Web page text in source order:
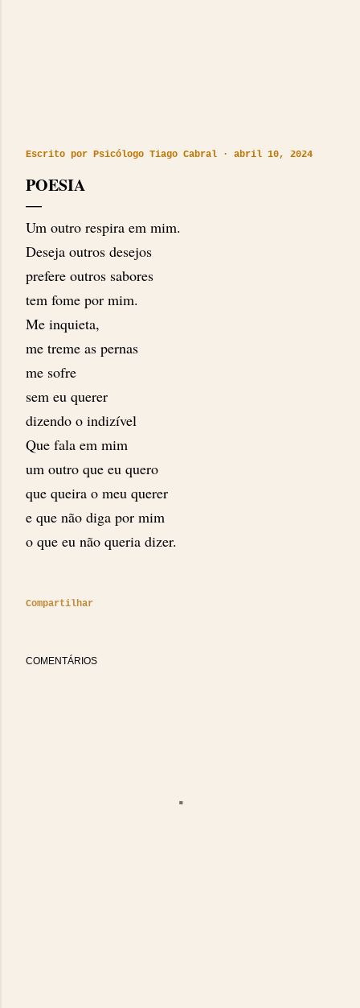
Escrito por Psicólogo Tiago Cabral abril 10, 2024
POESIA
Um outro respira em mim.
Deseja outros desejos
prefere outros sabores
tem fome por mim.
Me inquieta,
me treme as pernas
me sofre
sem eu querer
dizendo o indizível
Que fala em mim
um outro que eu quero
que queira o meu querer
e que não diga por mim
o que eu não queria dizer.
Compartilhar
COMENTÁRIOS